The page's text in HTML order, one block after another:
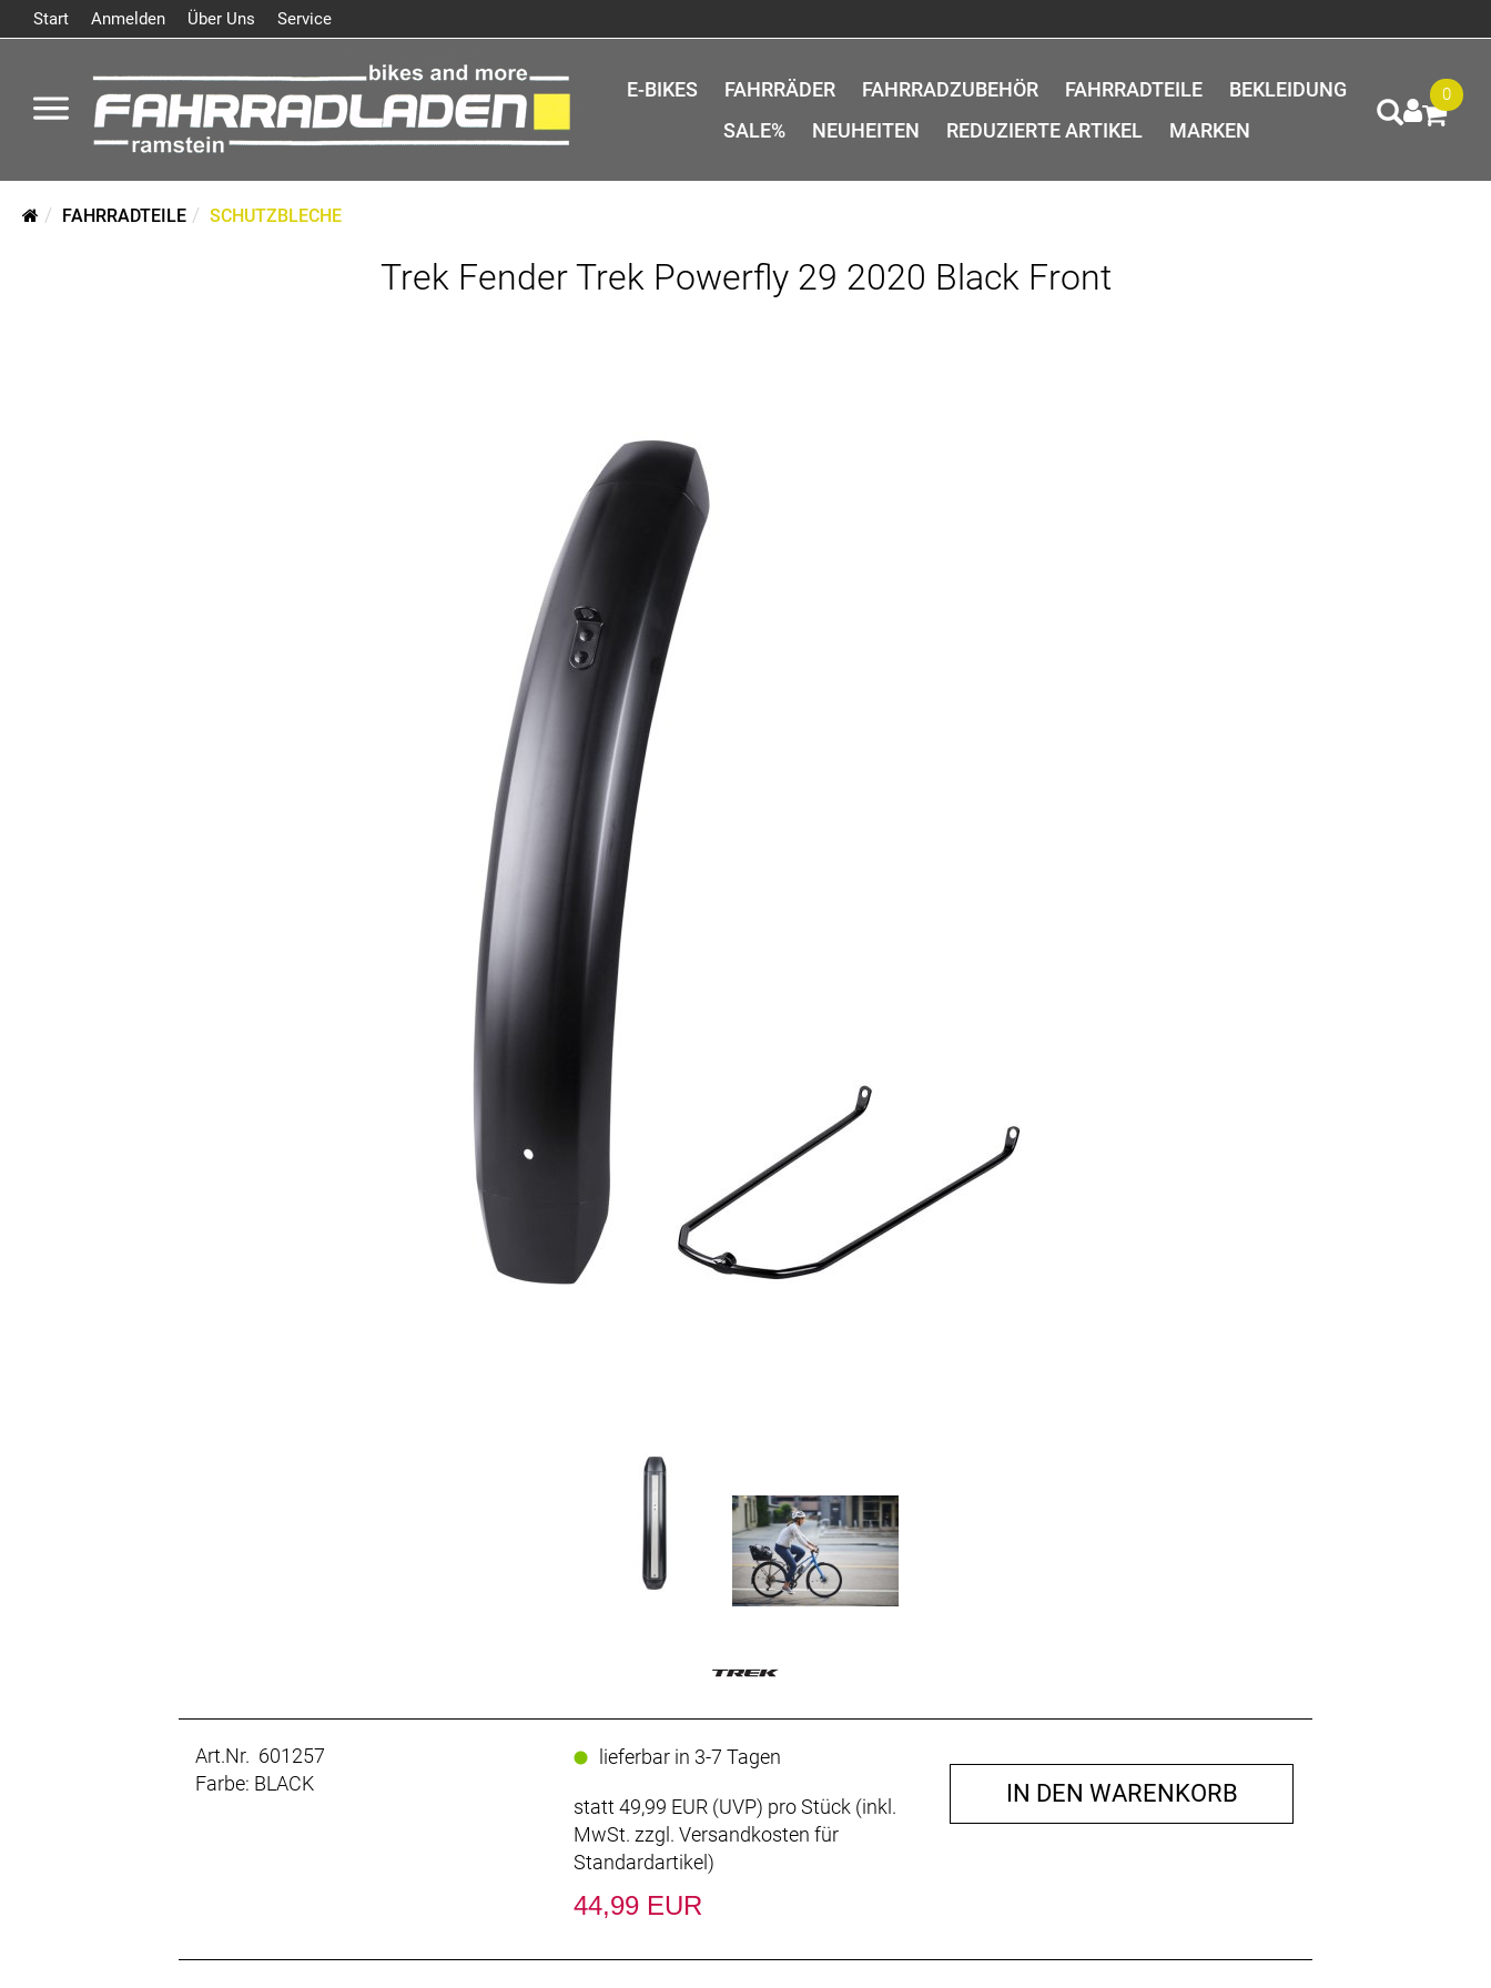
Start Anmelden Über Uns Service
E-BIKES FAHRRÄDER FAHRRADZUBEHÖR FAHRRADTEILE
BEKLEIDUNG
SALE%
NEUHEITEN REDUZIERTE ARTIKEL MARKEN
0
FAHRRADTEILE SCHUTZBLECHE
Trek Fender Trek Powerfly 29 2020 Black Front
Art.Nr. 601257
Farbe: BLACK
lieferbar in 3-7 Tagen
statt 49,99 EUR (UVP) pro Stück (inkl.
MwSt. zzgl. Versandkosten für
Standardartikel)
44,99 EUR
IN DEN WARENKORB